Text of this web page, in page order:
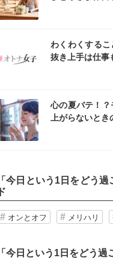
わくわくする
抜き上手は仕事
心の夏バテ！
上がらないと
「今日という1日をどう過
ド
オンとオフ メリハリ
「今日という1日をどう